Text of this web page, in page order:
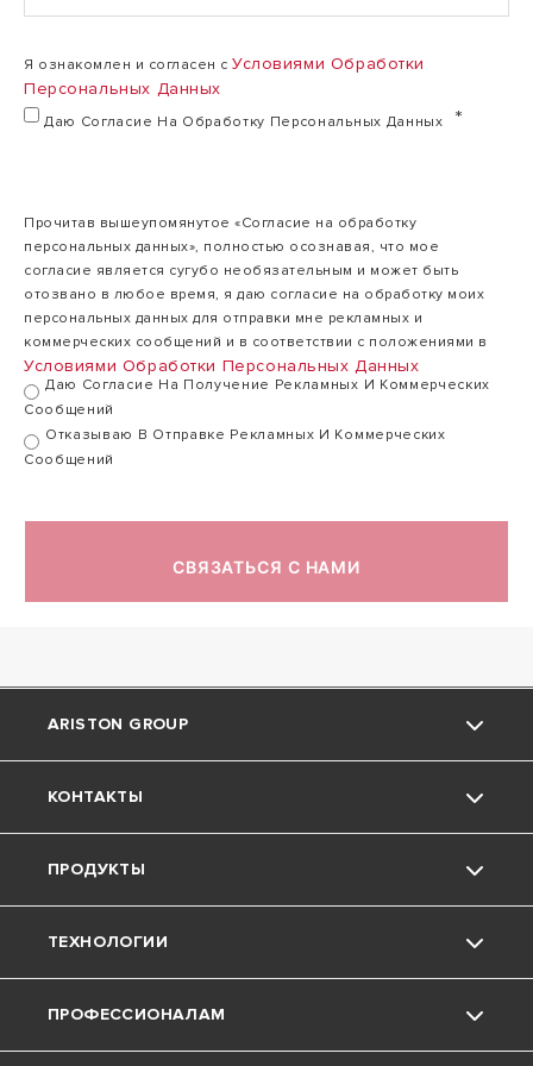
Я ознакомлен и согласен с Условиями Обработки
Персональных Данных
Даю Согласие На Обработку Персональных Данных
Прочитав вышеупомянутое «Согласие на обработку
персональных данных», полностью осознавая, что мое
согласие является сугубо необязательным и может быть
отозвано в любое время, я даю согласие на обработку моих
персональных данных для отправки мне рекламных и
коммерческих сообщений и в соответствии с положениями в
Условиями Обработки Персональных Данных
Даю Согласие На Получение Рекламных И Коммерческих
Сообщений
Отказываю В Отправке Рекламных И Коммерческих
Сообщений
СВЯЗАТЬСЯ С НАМИ
ARISTON GROUP
О компании Ariston
Группа
Карьера
КОНТАКТЫ
Поддержка
Скачать Документы
ПРОДУКТЫ
Котлы
Водонагреватели
ТЕХНОЛОГИИ
Конденсационные котлы
ПРОФЕССИОНАЛАМ